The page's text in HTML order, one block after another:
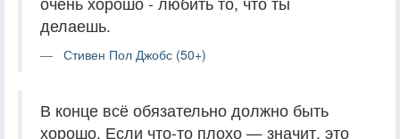
делаешь.
Стивен Пол Джобс (50+)
В конце всё обязательно должно быть
хорошо. Если что-то плохо — значит, это